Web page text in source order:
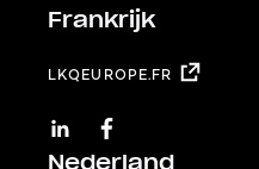
Frankrijk
LKQEUROPE.FR
LINKEDINFACEBOOK
Nederland